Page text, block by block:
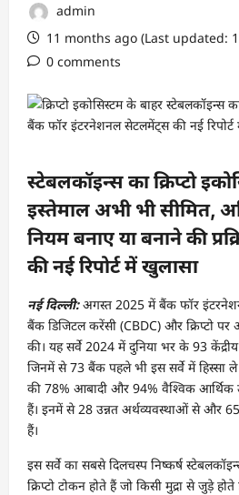
admin
11 months ago (Last updated:
0 comments
स्टेबलकॉइन्स का क्रिप्टो
इस्तेमाल अभी भी सीमित,
नियम बनाए या बनाने की
की नई रिपोर्ट में खुलासा
नई दिल्ली:अगस्त 2025 में बैंक फॉर
बैंक डिजिटल करेंसी (CBDC) और क्रिप्टो पर
की। यह सर्वे 2024 में दुनिया भर के 93
जिनमें से 73 बैंक पहले भी इस सर्वे में हिस्सा ले
की 78% आबादी और 94% वैश्विक आर्थिक
हैं। इनमें से 28 उन्नत अर्थव्यवस्थाओं से और
हैं।
इस सर्वे का सबसे दिलचस्प निष्कर्ष
क्रिप्टो टोकन होते हैं जो किसी मुद्रा से जुड़े